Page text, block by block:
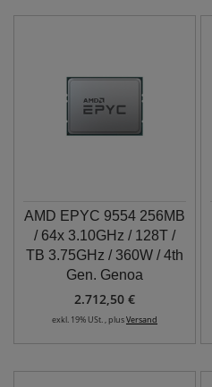
AMD EPYC 9554 256MB
/ 64x 3.10GHz / 128T /
TB 3.75GHz / 360W / 4th
Gen. Genoa
2.712,50 €
exkl. 19% USt. , plusVersand